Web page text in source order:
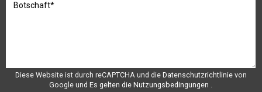
Diese Website ist durch reCAPTCHA und die Datenschutzrichtlinie von
Google und Es gelten die Nutzungsbedingungen .